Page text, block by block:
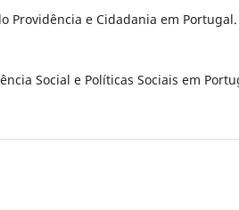
Providência e Cidadania em Portugal.
Social e Políticas Sociais em